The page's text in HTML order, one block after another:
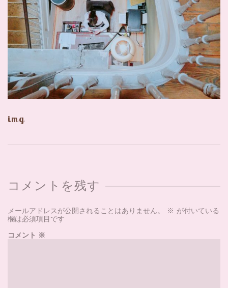
img
コメントを残す
メールアドレスが公開されることはありません。 ※ が付いている
欄は必須項目です
コメント ※